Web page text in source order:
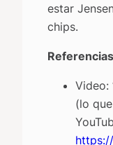
estar
chips.
Referencias
Video:
(lo